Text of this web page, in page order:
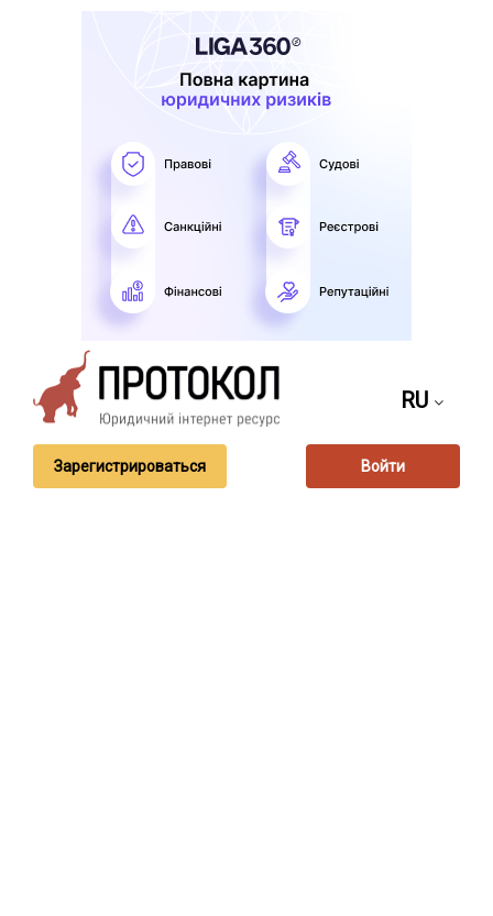
RU
Зарегистрироваться Войти